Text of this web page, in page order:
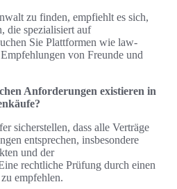
zu finden, empfiehlt es sich,
die spezialisiert auf
Sie Plattformen wie law-
von Freunde und
Anforderungen existieren in
sicherstellen, dass alle Verträge
entsprechen, insbesondere
und der
rechtliche Prüfung durch einen
empfehlen.